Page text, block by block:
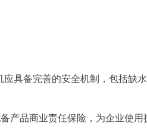
具备完善的安全机制，包括
产品商业责任保险，为企业使